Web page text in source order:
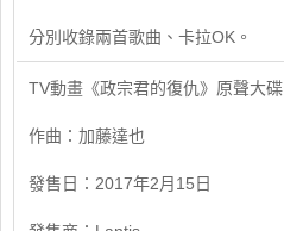
分別收錄兩首歌曲、卡拉OK。
​TV動畫《政宗君的復仇》原聲大碟
作曲：加藤達也
發售日：2017年2月15日